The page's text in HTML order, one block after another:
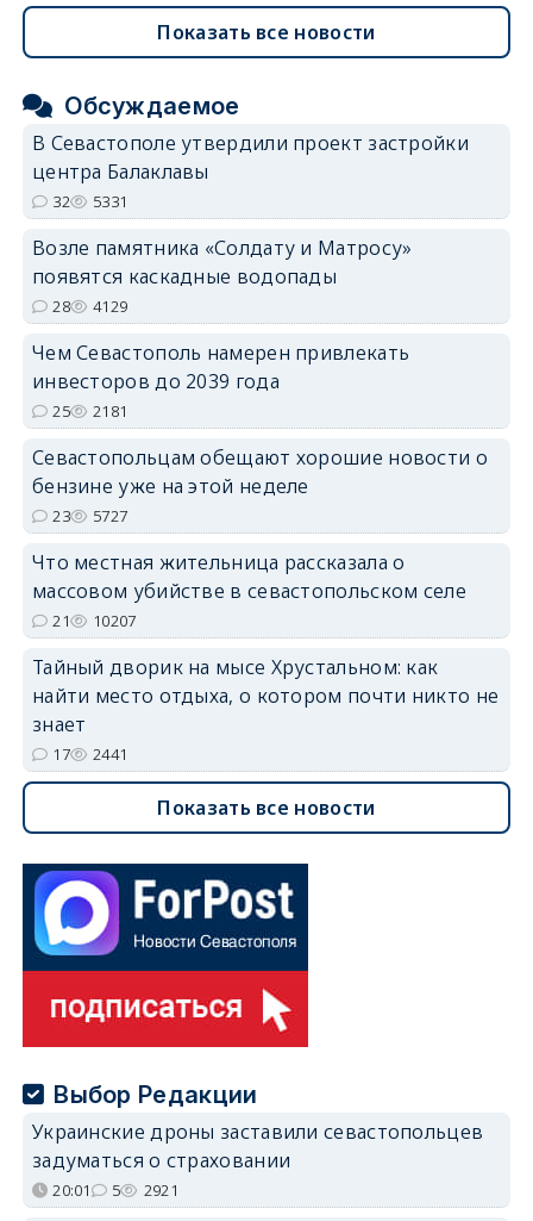
Показать все новости
Обсуждаемое
В Севастополе утвердили проект застройки
центра Балаклавы
32 5331
Возле памятника «Солдату и Матросу»
появятся каскадные водопады
28 4129
Чем Севастополь намерен привлекать
инвесторов до 2039 года
25 2181
Севастопольцам обещают хорошие новости о
бензине уже на этой неделе
23 5727
Что местная жительница рассказала о
массовом убийстве в севастопольском селе
21 10207
Тайный дворик на мысе Хрустальном: как
найти место отдыха, о котором почти никто не
знает
17 2441
Показать все новости
Выбор Редакции
Украинские дроны заставили севастопольцев
задуматься о страховании
20:01 5 2921